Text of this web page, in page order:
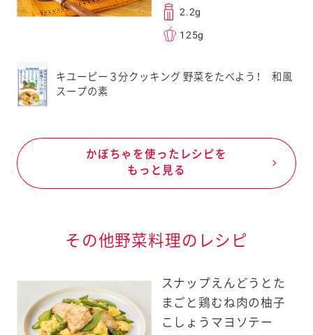
2.2g
125g
キユーピー３分クッキング 野菜をたべよう！ 和風
スープの素
かぼちゃを使ったレシピを
もっと見る
その他野菜料理のレシピ
スナップえんどうとた
まごと鶏むね肉の柚子
こしょうマヨソテー